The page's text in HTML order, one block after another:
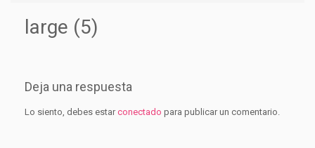
large (5)
Deja una respuesta
Lo siento, debes estarconectado para publicar un comentario.